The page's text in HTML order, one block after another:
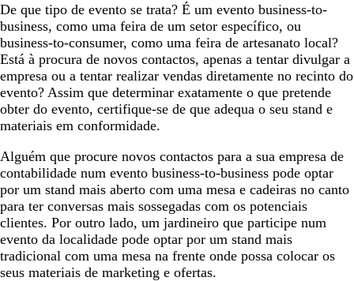
De que tipo de evento se trata? É um evento business-to-
business, como uma feira de um setor específico, ou
business-to-consumer, como uma feira de artesanato local?
Está à procura de novos contactos, apenas a tentar divulgar a
empresa ou a tentar realizar vendas diretamente no recinto do
evento? Assim que determinar exatamente o que pretende
obter do evento, certifique-se de que adequa o seu stand e
materiais em conformidade.
Alguém que procure novos contactos para a sua empresa de
contabilidade num evento business-to-business pode optar
por um stand mais aberto com uma mesa e cadeiras no canto
para ter conversas mais sossegadas com os potenciais
clientes. Por outro lado, um jardineiro que participe num
evento da localidade pode optar por um stand mais
tradicional com uma mesa na frente onde possa colocar os
seus materiais de marketing e ofertas.